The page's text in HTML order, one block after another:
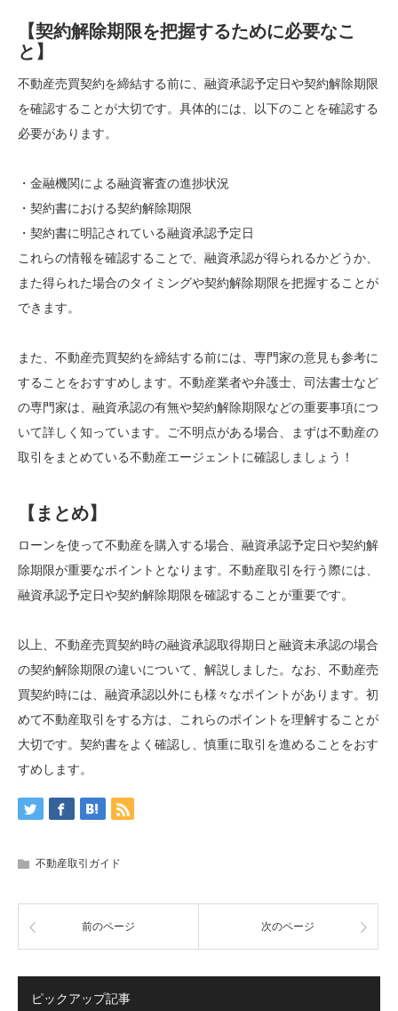
【契約解除期限を把握するために必要なこ
と】
不動産売買契約を締結する前に、融資承認予定日や契約解除期限
を確認することが大切です。具体的には、以下のことを確認する
必要があります。
・金融機関による融資審査の進捗状況
・契約書における契約解除期限
・契約書に明記されている融資承認予定日
これらの情報を確認することで、融資承認が得られるかどうか、
また得られた場合のタイミングや契約解除期限を把握することが
できます。
また、不動産売買契約を締結する前には、専門家の意見も参考に
することをおすすめします。不動産業者や弁護士、司法書士など
の専門家は、融資承認の有無や契約解除期限などの重要事項につ
いて詳しく知っています。ご不明点がある場合、まずは不動産の
取引をまとめている不動産エージェントに確認しましょう！
【まとめ】
ローンを使って不動産を購入する場合、融資承認予定日や契約解
除期限が重要なポイントとなります。不動産取引を行う際には、
融資承認予定日や契約解除期限を確認することが重要です。
以上、不動産売買契約時の融資承認取得期日と融資未承認の場合
の契約解除期限の違いについて、解説しました。なお、不動産売
買契約時には、融資承認以外にも様々なポイントがあります。初
めて不動産取引をする方は、これらのポイントを理解することが
大切です。契約書をよく確認し、慎重に取引を進めることをおす
すめします。
不動産取引ガイド
前のページ 次のページ
ピックアップ記事